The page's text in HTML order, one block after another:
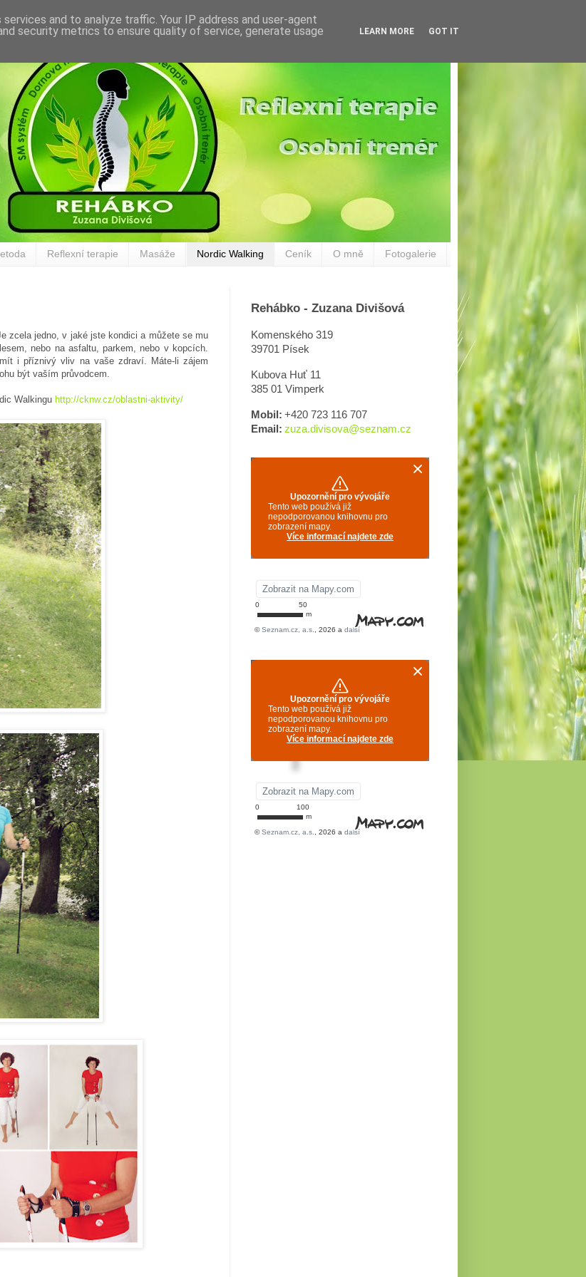
Reflexní terapie Masáže Nordic Walking Ceník O mně Fotogalerie
zcela jedno, v jaké jste kondici a můžete se mu
nebo na asfaltu, parkem, nebo v kopcích.
i příznivý vliv na vaše zdraví. Máte-li zájem
být vaším průvodcem.
Walkingu http://cknw.cz/oblastni-aktivity/
Rehábko - Zuzana Divišová
Komenského 319
39701 Písek
Kubova Huť 11
385 01 Vimperk
Mobil: +420 723 116 707
Email: zuza.divisova@seznam.cz
and to analyze traffic. Your IP address and user-agent
security metrics to ensure quality of service, generate usage
LEARN MORE GOT IT